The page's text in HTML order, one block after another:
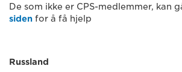
De som ikke er CPS-medlemmer, kan
siden for å få hjelp
Russland